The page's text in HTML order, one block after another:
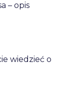
– opis
wiedzieć o